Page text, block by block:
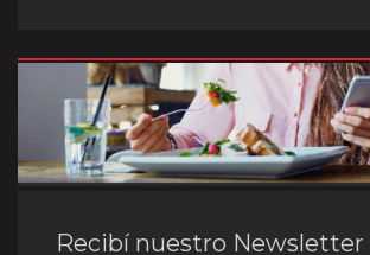
Recibí nuestro Newsletter